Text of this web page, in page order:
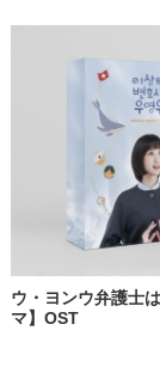
ウ・ヨンウ弁護士
マ】OST